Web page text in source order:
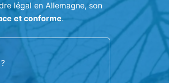
légal en Allemagne, son
et conforme.